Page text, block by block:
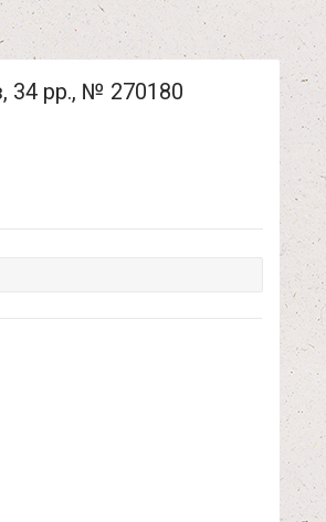
34 рр., № 270180